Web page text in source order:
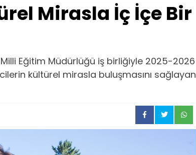
Mirasla İç İçe Bir
Eğitim Müdürlüğü iş birliğiyle 2025-2026
kültürel mirasla buluşmasını sağlayan